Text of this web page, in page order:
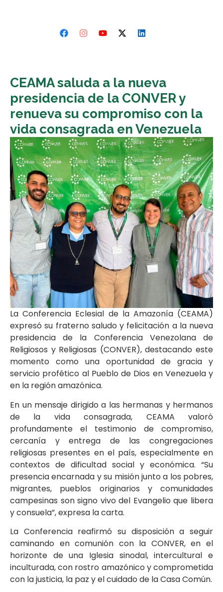
CEAMA saluda a la nueva
presidencia de la CONVER y
renueva su compromiso con la
vida consagrada en Venezuela
La Conferencia Eclesial de la Amazonía (CEAMA)
expresó su fraterno saludo y felicitación a la nueva
presidencia de la Conferencia Venezolana de
Religiosos y Religiosas (CONVER), destacando este
momento como una oportunidad de gracia y
servicio profético al Pueblo de Dios en Venezuela y
en la región amazónica.
En un mensaje dirigido a las hermanas y hermanos
de la vida consagrada, CEAMA valoró
profundamente el testimonio de compromiso,
cercanía y entrega de las congregaciones
religiosas presentes en el país, especialmente en
contextos de dificultad social y económica. “Su
presencia encarnada y su misión junto a los pobres,
migrantes, pueblos originarios y comunidades
campesinas son signo vivo del Evangelio que libera
y consuela”, expresa la carta.
La Conferencia reafirmó su disposición a seguir
caminando en comunión con la CONVER, en el
horizonte de una Iglesia sinodal, intercultural e
inculturada, con rostro amazónico y comprometida
con la justicia, la paz y el cuidado de la Casa Común.